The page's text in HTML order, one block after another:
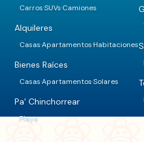
Carros·SUVs·Camiones
Alquileres
Casas·Apartamentos·Habitaciones
Bienes Raíces
Casas·Apartamentos·Solares
Pa' Chinchorrear
Playa